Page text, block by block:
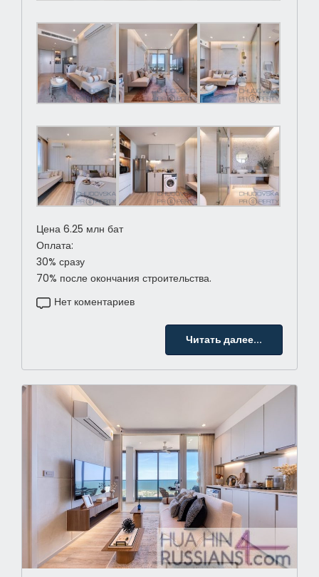
Цена 6.25 млн бат
Оплата:
30% сразу
70% после окончания строительства.
Нет коментариев
Читать далее...